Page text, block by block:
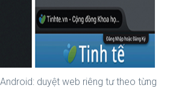
duyệt web riêng tư theo từng